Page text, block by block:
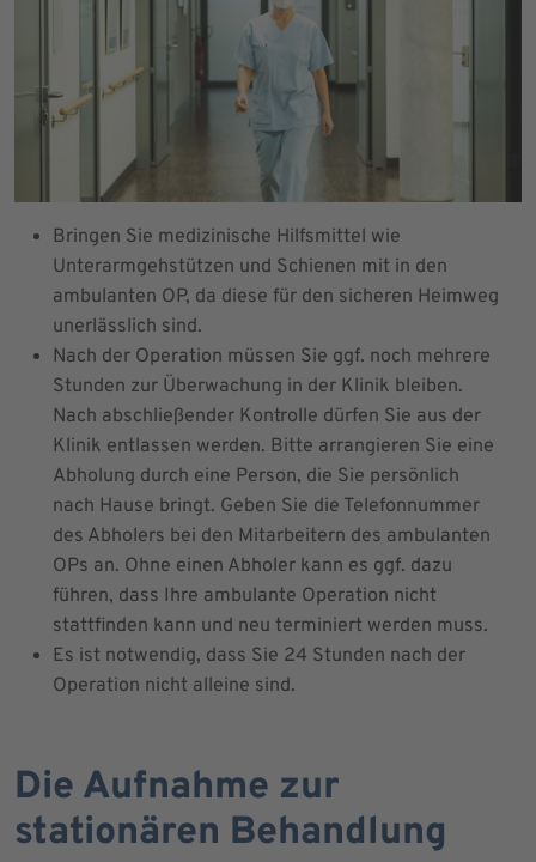
Bringen Sie medizinische Hilfsmittel wie
Unterarmgehstützen und Schienen mit in den
ambulanten OP, da diese für den sicheren Heimweg
unerlässlich sind.
Nach der Operation müssen Sie ggf. noch mehrere
Stunden zur Überwachung in der Klinik bleiben.
Nach abschließender Kontrolle dürfen Sie aus der
Klinik entlassen werden. Bitte arrangieren Sie eine
Abholung durch eine Person, die Sie persönlich
nach Hause bringt. Geben Sie die Telefonnummer
des Abholers bei den Mitarbeitern des ambulanten
OPs an. Ohne einen Abholer kann es ggf. dazu
führen, dass Ihre ambulante Operation nicht
stattfinden kann und neu terminiert werden muss.
Es ist notwendig, dass Sie 24 Stunden nach der
Operation nicht alleine sind.
Die Aufnahme zur
stationären Behandlung